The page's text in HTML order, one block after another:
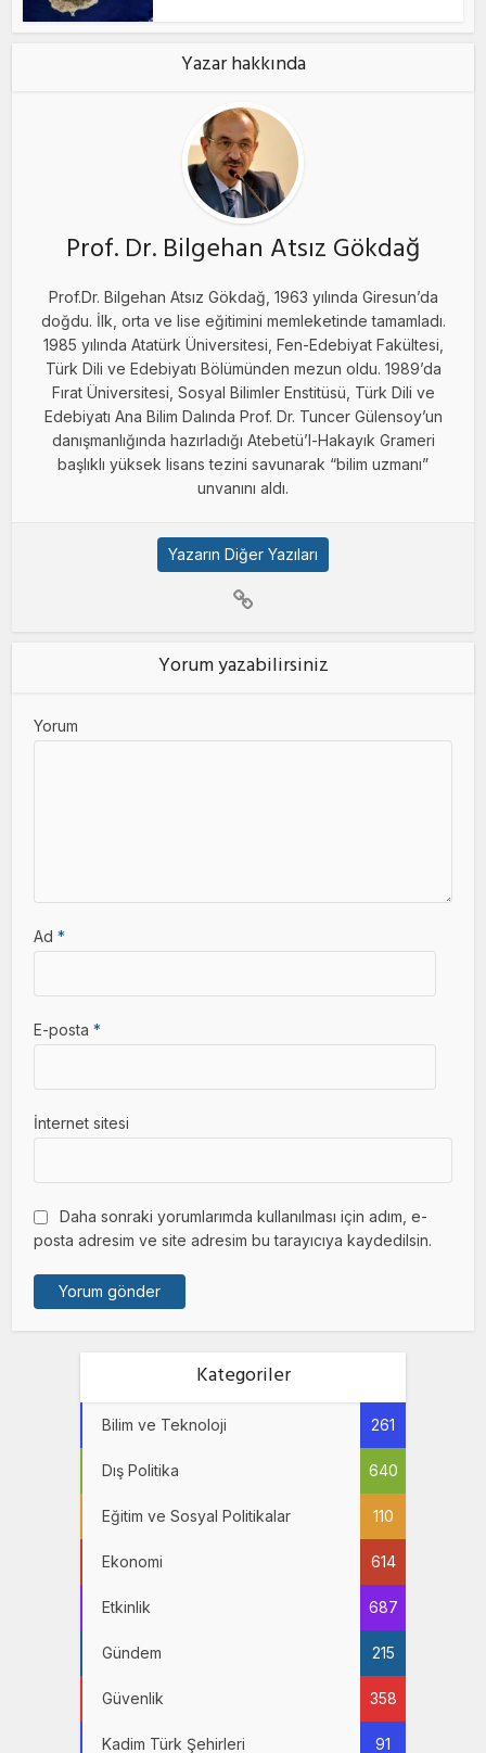
Yazar hakkında
Prof. Dr. Bilgehan Atsız Gökdağ
Prof.Dr. Bilgehan Atsız Gökdağ, 1963 yılında Giresun’da
doğdu. İlk, orta ve lise eğitimini memleketinde tamamladı.
1985 yılında Atatürk Üniversitesi, Fen-Edebiyat Fakültesi,
Türk Dili ve Edebiyatı Bölümünden mezun oldu. 1989’da
Fırat Üniversitesi, Sosyal Bilimler Enstitüsü, Türk Dili ve
Edebiyatı Ana Bilim Dalında Prof. Dr. Tuncer Gülensoy’un
danışmanlığında hazırladığı Atebetü’l-Hakayık Grameri
başlıklı yüksek lisans tezini savunarak “bilim uzmanı”
unvanını aldı.
Yazarın Diğer Yazıları
Yorum yazabilirsiniz
Yorum
Ad*
E-posta*
İnternet sitesi
Daha sonraki yorumlarımda kullanılması için adım, e-
posta adresim ve site adresim bu tarayıcıya kaydedilsin.
Kategoriler
Bilim ve Teknoloji 261
Dış Politika 640
Eğitim ve Sosyal Politikalar 110
Ekonomi 614
Etkinlik 687
Gündem 215
Güvenlik 358
Kadim Türk Şehirleri 91